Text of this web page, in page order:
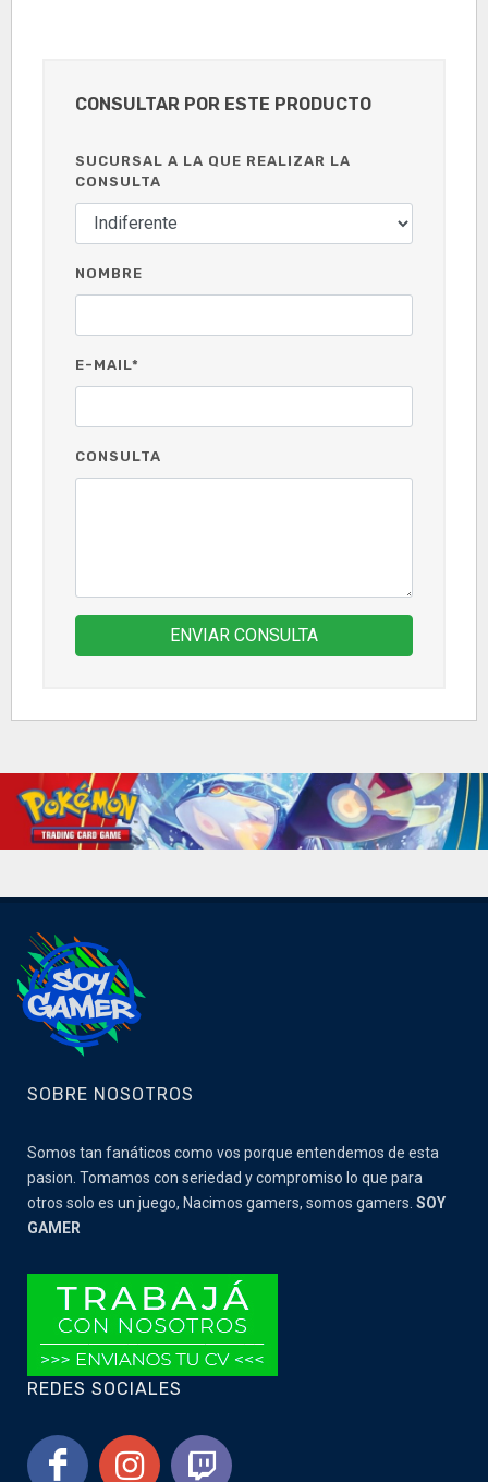
CONSULTAR POR ESTE PRODUCTO
SUCURSAL A LA QUE REALIZAR LA
CONSULTA
NOMBRE
E-MAIL*
CONSULTA
ENVIAR CONSULTA
SOBRE NOSOTROS
Somos tan fanáticos como vos porque entendemos de esta
pasion. Tomamos con seriedad y compromiso lo que para
otros solo es un juego, Nacimos gamers, somos gamers. SOY
GAMER
REDES SOCIALES